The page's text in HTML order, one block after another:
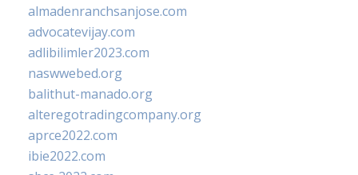
almadenranchsanjose.com
advocatevijay.com
adlibilimler2023.com
naswwebed.org
balithut-manado.org
alteregotradingcompany.org
aprce2022.com
ibie2022.com